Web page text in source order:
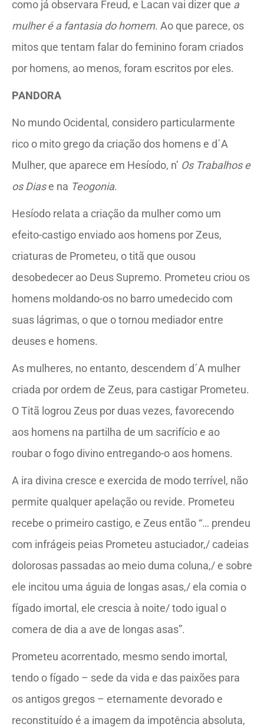
como já observara Freud, e Lacan vai dizer que a
mulher é a fantasia do homem. Ao que parece, os
mitos que tentam falar do feminino foram criados
por homens, ao menos, foram escritos por eles.
PANDORA
No mundo Ocidental, considero particularmente
rico o mito grego da criação dos homens e d´A
Mulher, que aparece em Hesíodo, n’ Os Trabalhos e
os Diase na Teogonia.
Hesíodo relata a criação da mulher como um
efeito-castigo enviado aos homens por Zeus,
criaturas de Prometeu, o titã que ousou
desobedecer ao Deus Supremo. Prometeu criou os
homens moldando-os no barro umedecido com
suas lágrimas, o que o tornou mediador entre
deuses e homens.
As mulheres, no entanto, descendem d´A mulher
criada por ordem de Zeus, para castigar Prometeu.
O Titã logrou Zeus por duas vezes, favorecendo
aos homens na partilha de um sacrifício e ao
roubar o fogo divino entregando-o aos homens.
A ira divina cresce e exercida de modo terrível, não
permite qualquer apelação ou revide. Prometeu
recebe o primeiro castigo, e Zeus então “… prendeu
com infrágeis peias Prometeu astuciador,/ cadeias
dolorosas passadas ao meio duma coluna,/ e sobre
ele incitou uma águia de longas asas,/ ela comia o
fígado imortal, ele crescia à noite/ todo igual o
comera de dia a ave de longas asas”.
Prometeu acorrentado, mesmo sendo imortal,
tendo o fígado – sede da vida e das paixões para
os antigos gregos – eternamente devorado e
reconstituído é a imagem da impotência absoluta,